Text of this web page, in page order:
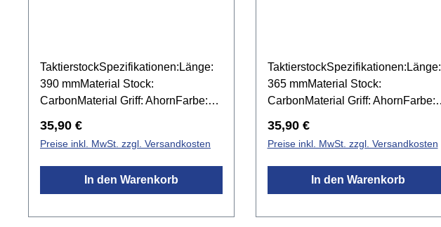
TaktierstockSpezifikationen:Länge:
390 mmMaterial Stock:
CarbonMaterial Griff: AhornFarbe:
14 gArtikel: 61524
Regulärer Preis:
35,90 €
Preise inkl. MwSt. zzgl. Versandkosten
In den Warenkorb
TaktierstockSpezifikationen:Länge:
365 mmMaterial Stock:
CarbonMaterial Griff: AhornFarbe:
18 gArtikel: 61510
Regulärer Preis:
35,90 €
Preise inkl. MwSt. zzgl. Versandkosten
In den Warenkorb